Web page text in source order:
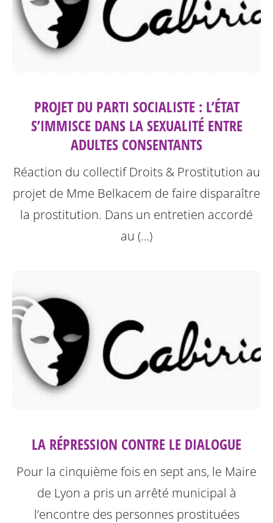
PROJET DU PARTI SOCIALISTE : L’ÉTAT
S’IMMISCE DANS LA SEXUALITÉ ENTRE
ADULTES CONSENTANTS
Réaction du collectif Droits & Prostitution au
projet de Mme Belkacem de faire disparaître
la prostitution. Dans un entretien accordé
au (…)
LA RÉPRESSION CONTRE LE DIALOGUE
Pour la cinquième fois en sept ans, le Maire
de Lyon a pris un arrêté municipal à
l’encontre des personnes prostituées